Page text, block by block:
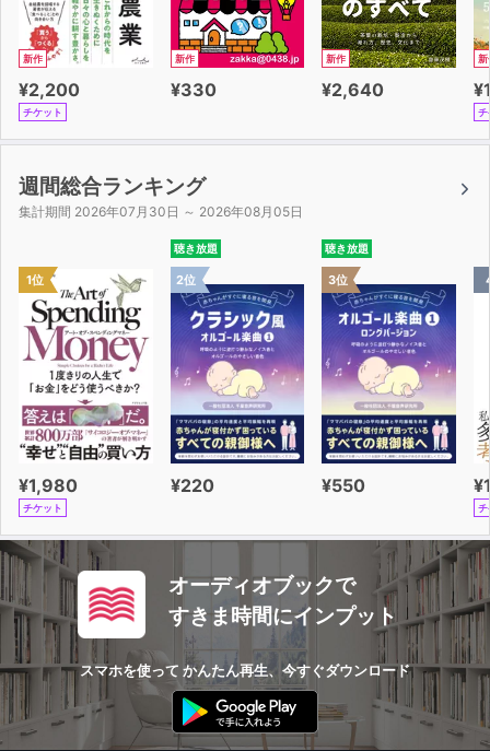
生きているあいだに埋葬される。極度の苦痛のなかでも、
もっとも恐ろしいものである。
１０．メールストロムの旋渦 77分
※ 本作品は発表時の時代背景により、今日の社会では一般
的でなく、不適切と思われる表現が含まれている箇所がご
ざいます。しかし作品のオリジナル性を最大限に尊重し、
当時のまま忠実に再現することを優先いたしました。
新作
¥2,200
チケット
新作
¥330
新作
¥2,640
新
チ
週間総合ランキング
集計期間 2026年07月30日 ～ 2026年08月05日
1位
¥1,980
チケット
聴き放題
2位
¥220
聴き放題
3位
¥550
チ
オーディオブックで
すきま時間にインプット
スマホを使って かんたん再生、今すぐダウンロード